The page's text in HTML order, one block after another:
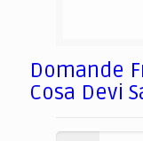
Domande
Cosa Devi